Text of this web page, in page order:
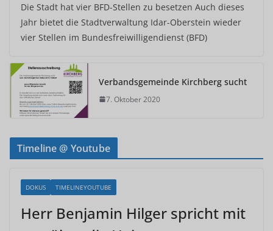
Die Stadt hat vier BFD-Stellen zu besetzen Auch dieses
Jahr bietet die Stadtverwaltung Idar-Oberstein wieder
vier Stellen im Bundesfreiwilligendienst (BFD)
Verbandsgemeinde Kirchberg sucht
7. Oktober 2020
Timeline @ Youtube
DOKUS TIMELINEYOUTUBE
Herr Benjamin Hilger spricht mit